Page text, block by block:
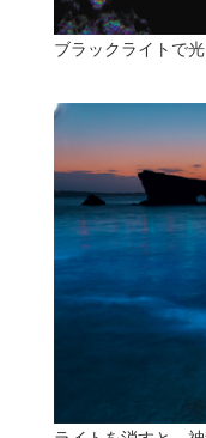
ブラックライトで